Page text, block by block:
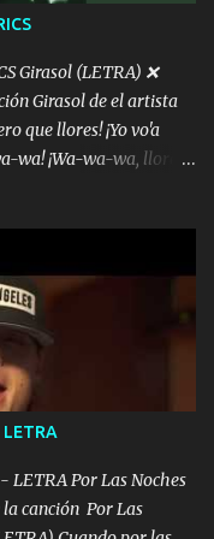
Girasol (LETRA) ❌
Girasol de el artista
que llores! ¡Yo vo'a
wa! ¡Wa-wa-wa, llores!
el mundo pa' conectar
a to'a tu gente Pa’ dar
tú no eres artista, al
traigo un Balvin en los
¿Acaso eres
abre los ojos y
los nombres de tus
del diablo " ¿Si ...
LETRA Por Las Noches
canción Por Las